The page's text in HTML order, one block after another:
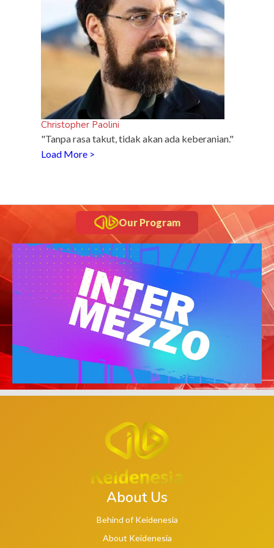
Christopher Paolini
"Tanpa rasa takut, tidak akan ada keberanian."
Load More >
Our Program
About Us
Behind of Keidenesia
About Keidenesia